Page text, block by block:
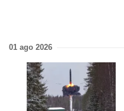
01 ago 2026